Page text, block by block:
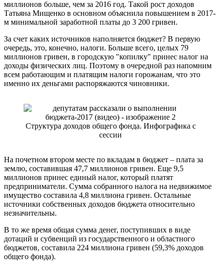
миллионов больше, чем за 2016 год. Такой рост доходов
Татьяна Мищенко в основном объяснила повышением в 2017-
м минимальной заработной платы до 3 200 гривен.
За счет каких источников наполняется бюджет? В первую
очередь, это, конечно, налоги. Больше всего, целых 79
миллионов гривен, в городскую "копилку" принес налог на
доходы физических лиц. Поэтому в очередной раз напомним
всем работающим и платящим налоги горожанам, что это
именно их деньгами распоряжаются чиновники.
Структура доходов общего фонда. Инфографика с
сессии
На почетном втором месте по вкладам в бюджет – плата за
землю, составившая 47,7 миллионов гривен. Еще 9,5
миллионов принес единый налог, который платят
предприниматели. Сумма собранного налога на недвижимое
имущество составила 4,8 миллиона гривен. Остальные
источники собственных доходов бюджета относительно
незначительны.
В то же время общая сумма денег, поступивших в виде
дотаций и субвенций из государственного и областного
бюджетов, составила 224 миллиона гривен (59,3% доходов
общего фонда).